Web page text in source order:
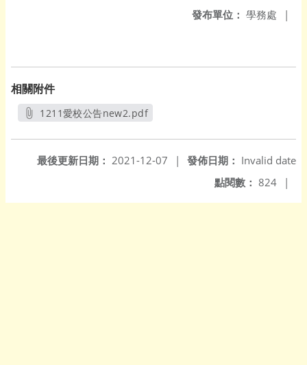
發布單位： 學務處 |
相關附件
1211愛校公告new2.pdf
發佈日期： Invalid date
最後更新日期： 2021-12-07
|
點閱數： 824 |